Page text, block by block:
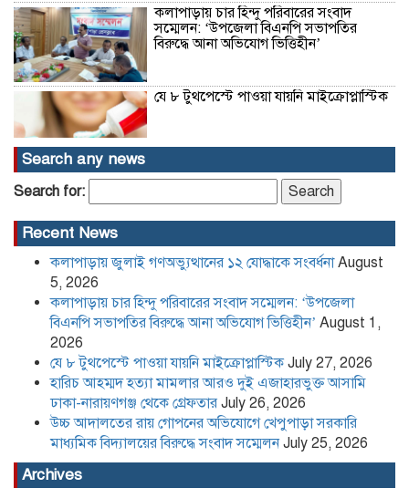
কলাপাড়ায় চার হিন্দু পরিবারের সংবাদ
সম্মেলন: ‘উপজেলা বিএনপি সভাপতির
বিরুদ্ধে আনা অভিযোগ ভিত্তিহীন’
যে ৮ টুথপেস্টে পাওয়া যায়নি মাইক্রোপ্লাস্টিক
হারিচ আহম্মদ হত্যা মামলার আরও দুই
এজাহারভুক্ত আসামি ঢাকা-নারায়ণগঞ্জ থেকে
উচ্চ আদালতের রায় গোপনের অভিযোগে
বিরুদ্ধে সংবাদ সম্মেলন
২০২৬-২০২৭ কমিটি গঠন
পদত্যাগ করলেন রাষ্ট্রপতি
Search any news
Search for:
Recent News
কলাপাড়ায় জুলাই গণঅভ্যুত্থানের ১২ যোদ্ধাকে সংবর্ধনা August
5, 2026
কলাপাড়ায় চার হিন্দু পরিবারের সংবাদ সম্মেলন: ‘উপজেলা
বিএনপি সভাপতির বিরুদ্ধে আনা অভিযোগ ভিত্তিহীন’ August 1,
2026
যে ৮ টুথপেস্টে পাওয়া যায়নি মাইক্রোপ্লাস্টিক July 27, 2026
হারিচ আহম্মদ হত্যা মামলার আরও দুই এজাহারভুক্ত আসামি
ঢাকা-নারায়ণগঞ্জ থেকে গ্রেফতার July 26, 2026
উচ্চ আদালতের রায় গোপনের অভিযোগে খেপুপাড়া সরকারি
মাধ্যমিক বিদ্যালয়ের বিরুদ্ধে সংবাদ সম্মেলন July 25, 2026
Archives